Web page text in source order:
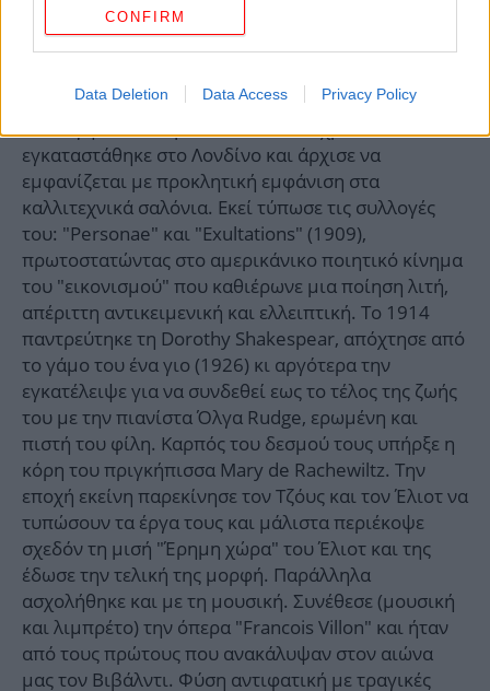
CONFIRM
Data Deletion Data Access Privacy Policy
Ιντιάνα και απολύθηκε γιατί ένα βράδυ πρόσφερε
στέγη σε μια απένταρη χορεύτρια. Αμέσως
στη Βενετία, όπου τύπωσε (1908) την πρώτη του
συλλογή "A lune spento" . Τον ίδιο χρόνο
εγκαταστάθηκε στο Λονδίνο και άρχισε να
εμφανίζεται με προκλητική εμφάνιση στα
καλλιτεχνικά σαλόνια. Εκεί τύπωσε τις συλλογές
του: "Personae" και "Exultations" (1909),
πρωτοστατώντας στο αμερικάνικο ποιητικό κίνημα
του "εικονισμού" που καθιέρωνε μια ποίηση λιτή,
απέριττη αντικειμενική και ελλειπτική. Το 1914
παντρεύτηκε τη Dorothy Shakespear, απόχτησε από
το γάμο του ένα γιο (1926) κι αργότερα την
εγκατέλειψε για να συνδεθεί εως το τέλος της ζωής
του με την πιανίστα Όλγα Rudge, ερωμένη και
πιστή του φίλη. Καρπός του δεσμού τους υπήρξε η
κόρη του πριγκήπισσα Mary de Rachewiltz. Την
εποχή εκείνη παρεκίνησε τον Τζόυς και τον Έλιοτ να
τυπώσουν τα έργα τους και μάλιστα περιέκοψε
σχεδόν τη μισή "Έρημη χώρα" του Έλιοτ και της
έδωσε την τελική της μορφή. Παράλληλα
ασχολήθηκε και με τη μουσική. Συνέθεσε (μουσική
και λιμπρέτο) την όπερα "Francois Villon" και ήταν
από τους πρώτους που ανακάλυψαν στον αιώνα
μας τον Βιβάλντι. Φύση αντιφατική με τραγικές